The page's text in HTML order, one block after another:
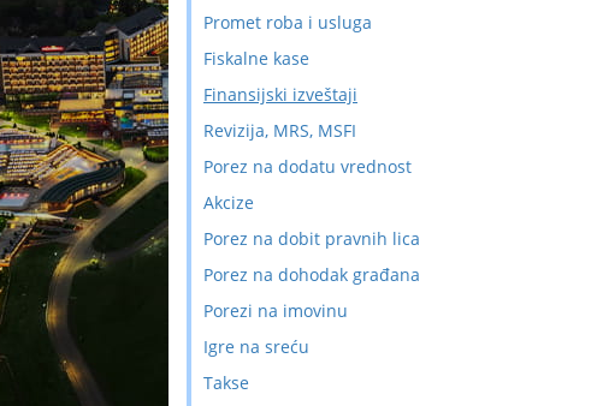
Promet roba i usluga
Fiskalne kase
Finansijski izveštaji
Revizija, MRS, MSFI
Porez na dodatu vrednost
Akcize
Porez na dobit pravnih lica
Porez na dohodak građana
Porezi na imovinu
Igre na sreću
Takse